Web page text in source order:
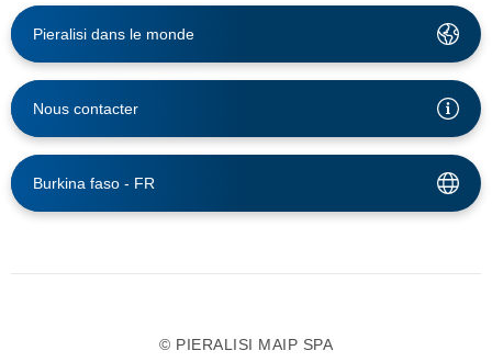
Pieralisi dans le monde
Nous contacter
Burkina faso - FR
© PIERALISI MAIP SPA